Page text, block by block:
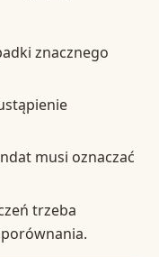
znacznego
musi oznaczać
trzeba